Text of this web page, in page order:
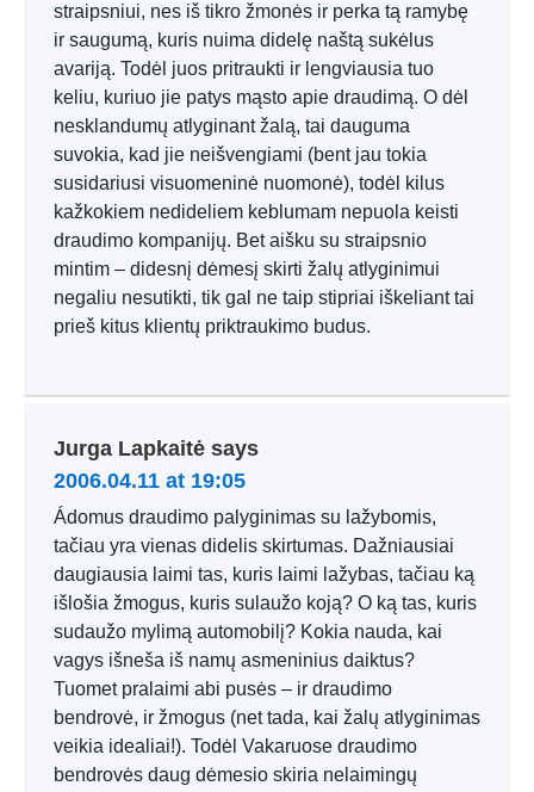
straipsniui, nes iš tikro žmonės ir perka tą ramybę
ir saugumą, kuris nuima didelę naštą sukėlus
avariją. Todėl juos pritraukti ir lengviausia tuo
keliu, kuriuo jie patys mąsto apie draudimą. O dėl
nesklandumų atlyginant žalą, tai dauguma
suvokia, kad jie neišvengiami (bent jau tokia
susidariusi visuomeninė nuomonė), todėl kilus
kažkokiem nedideliem keblumam nepuola keisti
draudimo kompanijų. Bet aišku su straipsnio
mintim – didesnį dėmesį skirti žalų atlyginimui
negaliu nesutikti, tik gal ne taip stipriai iškeliant tai
prieš kitus klientų priktraukimo budus.
Jurga Lapkaitė says
2006.04.11 at 19:05
Ádomus draudimo palyginimas su lažybomis,
tačiau yra vienas didelis skirtumas. Dažniausiai
daugiausia laimi tas, kuris laimi lažybas, tačiau ką
išlošia žmogus, kuris sulaužo koją? O ką tas, kuris
sudaužo mylimą automobilį? Kokia nauda, kai
vagys išneša iš namų asmeninius daiktus?
Tuomet pralaimi abi pusės – ir draudimo
bendrovė, ir žmogus (net tada, kai žalų atlyginimas
veikia idealiai!). Todėl Vakaruose draudimo
bendrovės daug dėmesio skiria nelaimingų